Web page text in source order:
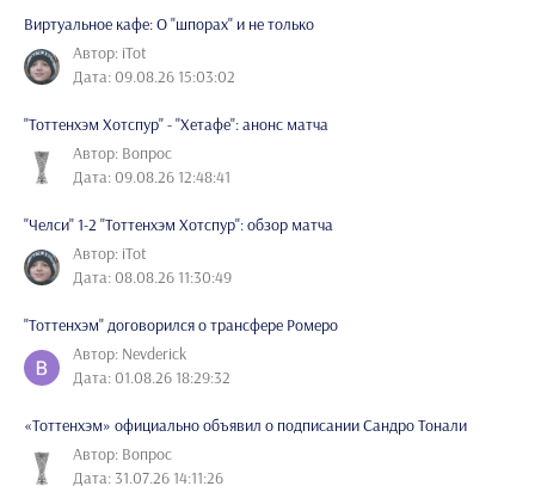
Виртуальное кафе: О "шпорах" и не только
Автор: iTot
Дата: 09.08.26 15:03:02
"Тоттенхэм Хотспур" - "Хетафе": анонс матча
Автор: Вопрос
Дата: 09.08.26 12:48:41
"Челси" 1-2 "Тоттенхэм Хотспур": обзор матча
Автор: iTot
Дата: 08.08.26 11:30:49
"Тоттенхэм" договорился о трансфере Ромеро
Автор: Nevderick
Дата: 01.08.26 18:29:32
«Тоттенхэм» официально объявил о подписании Сандро Тонали
Автор: Вопрос
Дата: 31.07.26 14:11:26